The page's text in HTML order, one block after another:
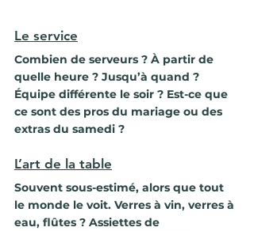
Le service
Combien de serveurs ? À partir de
quelle heure ? Jusqu’à quand ?
Équipe différente le soir ? Est-ce que
ce sont des pros du mariage ou des
extras du samedi ?
L’art de la table
Souvent sous-estimé, alors que tout
le monde le voit. Verres à vin, verres à
eau, flûtes ? Assiettes de